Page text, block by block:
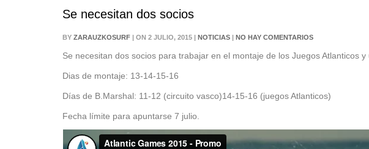
Se necesitan dos socios
BY ZARAUZKOSURF | ON 2 JULIO, 2015 | NOTICIAS | NO HAY COMENTARIOS
Se necesitan dos socios para trabajar en el montaje de los Juegos Atlanticos
Dias de montaje: 13-14-15-16
Días de B.Marshal: 11-12 (circuito vasco)14-15-16 (juegos Atlanticos)
Fecha límite para apuntarse 7 julio.